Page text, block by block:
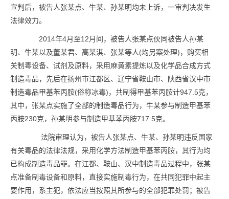
宣判后，被告人张某点、牛某、孙某明均未上诉，一审判决发生
法律效力。
2014年4月至12月间，被告人张某点伙同被告人孙某
明、牛某以及董某君、高某淇、张某等人(均另案处理)，购买相
关制毒设备、试剂及原料，采用麻黄素提炼以及化学品合成方式
制造毒品，先后在扬州市江都区、辽宁省鞍山市、陕西省汉中市
制造毒品甲基苯丙胺(俗称冰毒)，共制得甲基苯丙胺计947.5克，
其中，张某点实施了全部的制造毒品行为，牛某参与制造甲基苯
丙胺230克，孙某明参与制造甲基苯丙胺717.5克。
法院审理认为，被告人张某点、牛某、孙某明违反国家
有关毒品的法律法规，采用化学方法制造甲基苯丙胺，其行为均
已构成制造毒品罪。在江都、鞍山、汉中制造毒品过程中，张某
点准备制毒设备和原料，直接实施制毒行为，在共同犯罪中起主
要作用，系主犯，依法应当按照其所参与的全部犯罪处罚；被告